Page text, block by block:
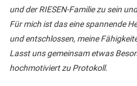
und der RIESEN-Familie zu sein
Für mich ist das eine spannende
und entschlossen, meine
Lasst uns gemeinsam etwas
hochmotiviert zu Protokoll.